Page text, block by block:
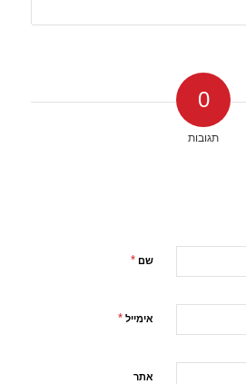
0
תגובות
שם *
אימייל *
אתר